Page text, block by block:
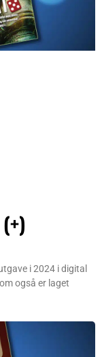
i 2024 i digital
også er laget